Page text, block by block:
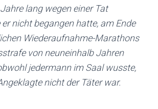
lang wegen einer Tat
er nicht begangen hatte, am Ende
Wiederaufnahme-Marathons
von neuneinhalb Jahren
jedermann im Saal wusste,
nicht der Täter war.